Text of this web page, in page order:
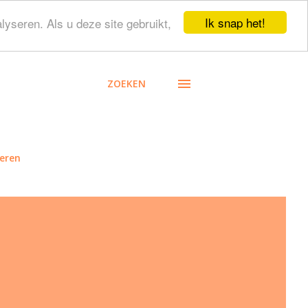
Ik snap het!
Als u deze site gebruikt,
ZOEKEN